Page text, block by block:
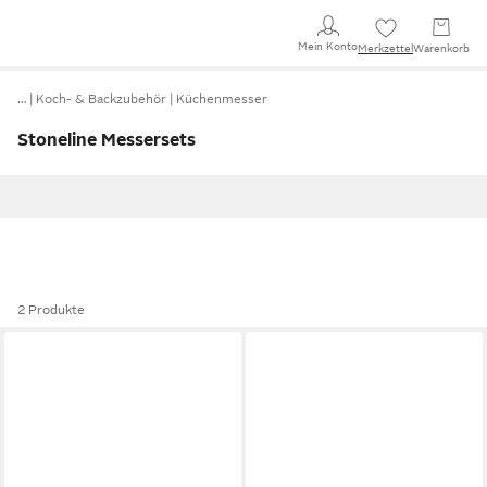
Mein KontoMerkzettel Warenkorb
… Koch- & Backzubehör Küchenmesser
Stoneline Messersets
2 Produkte